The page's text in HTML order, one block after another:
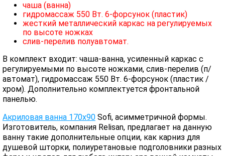
чаша (ванна)
гидромассаж 550 Вт. 6-форсунок (пластик)
жесткий металлический каркас на регулируемых
по высоте ножках
слив-перелив полуавтомат.
В комплект входит: чаша-ванна, усиленный каркас с
регулируемыми по высоте ножками, слив-перелив (п/
автомат), гидромассаж 550 Вт. 6-форсунок (пластик /
хром). Дополнительно комплектуется фронтальной
панелью.
Акриловая ванна 170x90 Sofi, асимметричной формы.
Изготовитель, компания Relisan, предлагает на данную
ванну такие дополнительные опции, как карниз для
душевой шторки, полиуретановые подголовники разных